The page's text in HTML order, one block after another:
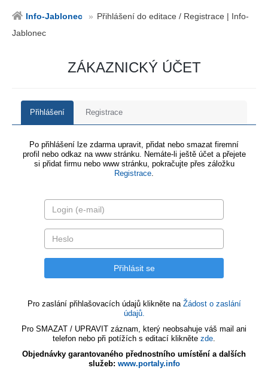
Info-Jablonec
Přihlášení do editace / Registrace | Info-
Jablonec
ZÁKAZNICKÝ ÚČET
Přihlášení Registrace
Po přihlášení lze zdarma upravit, přidat nebo smazat firemní
profil nebo odkaz na www stránku. Nemáte-li ještě účet a přejete
si přidat firmu nebo www stránku, pokračujte přes záložku
Registrace.
Pro zaslání přihlašovacích údajů klikněte na Žádost o zaslání
údajů.
Pro SMAZAT / UPRAVIT záznam, který neobsahuje váš mail ani
telefon nebo při potížích s editací klikněte zde.
Objednávky garantovaného přednostního umístění a dalších
služeb: www.portaly.info